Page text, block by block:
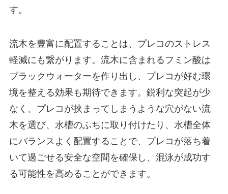
す。
流木を豊富に配置することは、プレコのストレス
軽減にも繋がります。流木に含まれるフミン酸は
ブラックウォーターを作り出し、プレコが好む環
境を整える効果も期待できます。鋭利な突起が少
なく、プレコが挟まってしまうような穴がない流
木を選び、水槽のふちに取り付けたり、水槽全体
にバランスよく配置することで、プレコが落ち着
いて過ごせる安全な空間を確保し、混泳が成功す
る可能性を高めることができます。